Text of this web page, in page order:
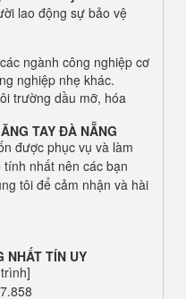
lao động sự bảo vệ
ngành công nghiệp cơ
nghiệp nhẹ khác.
trường dầu mỡ, hóa
TAY ĐÀ NẴNG
được phục vụ và làm
nhất nên các bạn
tôi để cảm nhận và hài
NHẤT TÍN UY